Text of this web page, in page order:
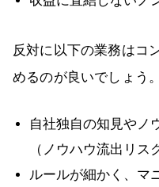
反対に以下の業務はコ
めるのが良いでしょう。
自社独自の知見やノ
（ノウハウ流出リス
ルールが細かく、マ